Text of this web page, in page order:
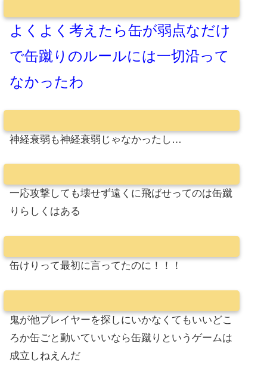
よくよく考えたら缶が弱点なだけ
で缶蹴りのルールには一切沿って
なかったわ
神経衰弱も神経衰弱じゃなかったし…
一応攻撃しても壊せず遠くに飛ばせってのは缶蹴
りらしくはある
缶けりって最初に言ってたのに！！！
鬼が他プレイヤーを探しにいかなくてもいいどこ
ろか缶ごと動いていいなら缶蹴りというゲームは
成立しねえんだ